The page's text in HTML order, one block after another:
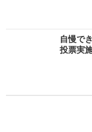
自慢で
投票実施